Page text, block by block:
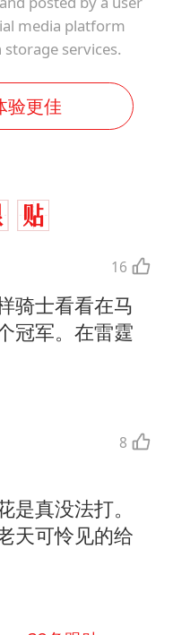
media platform
services.
验更佳
16
骑士看看在马
冠军。在雷霆
8
是真没法打。
天可怜见的给